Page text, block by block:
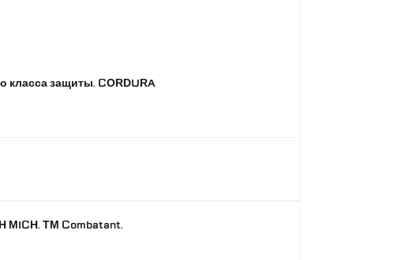
площадь защиты головы без
условий, где каждый сантиметр
класса защиты. CORDURA
MICH. ТМ Combatant.